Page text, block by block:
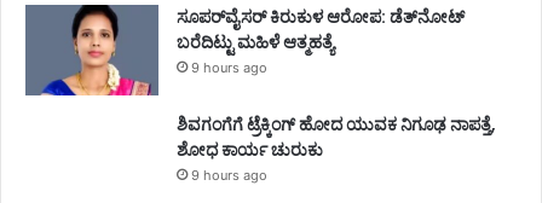
ಸೂಪರ್‌ವೈಸರ್‌ ಕಿರುಕುಳ ಆರೋಪ: ಡೆತ್‌ನೋಟ್‌
ಬರೆದಿಟ್ಟು ಮಹಿಳೆ ಆತ್ಮಹತ್ಯೆ
9 hours ago
ಶಿವಗಂಗೆಗೆ ಟ್ರೆಕ್ಕಿಂಗ್‌ ಹೋದ ಯುವಕ ನಿಗೂಢ ನಾಪತ್ತೆ,
ಶೋಧ ಕಾರ್ಯ ಚುರುಕು
9 hours ago